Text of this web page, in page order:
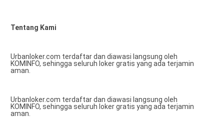
Tentang Kami
Urbanloker.com terdaftar dan diawasi langsung oleh
KOMINFO, sehingga seluruh loker gratis yang ada terjamin
aman.
Urbanloker.com terdaftar dan diawasi langsung oleh
KOMINFO, sehingga seluruh loker gratis yang ada terjamin
aman.